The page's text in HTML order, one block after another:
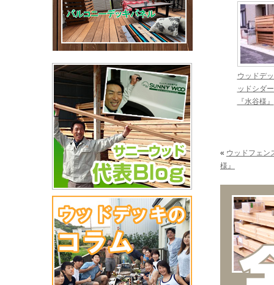
ウッドデ
ッドシ
『水谷様』
« ウッドフェ
様』